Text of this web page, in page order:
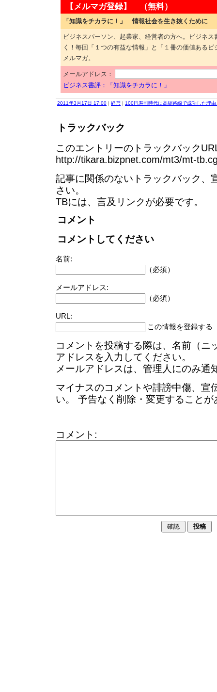
【メルマガ登録】 （無料）
「知識をチカラに！」 情報社会を生き抜くために
ビジネスパーソン、起業家、経営者の方へ。ビジネ
く！毎回「１つの有益な情報」と「１冊の価値ある
メルマガ。
メールアドレス：
ビジネス書評：「知識をチカラに！」
2011年3月17日 17:00 | 経営 | 100円寿司時代に高級路線で成功した理
トラックバック
このエントリーのトラックバック
http://tikara.bizpnet.com/mt3/mt-
記事に関係のないトラックバック、
さい。
TBには、言及リンクが必要です。
コメント
コメントしてください
名前:
（必須）
メールアドレス:
（必須）
URL:
この情報を登録する
コメントを投稿する際は、名前（ニ
アドレスを入力してください。
メールアドレスは、管理人にのみ通
マイナスのコメントや誹謗中傷、宣
い。 予告なく削除・変更することが
コメント: